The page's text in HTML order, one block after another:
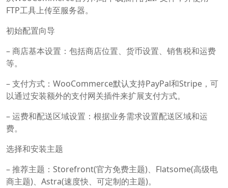
FTP工具上传至服务器。
初始配置向导
– 商店基本设置：包括商店位置、货币设置、销售税和运费
等。
– 支付方式：WooCommerce默认支持PayPal和Stripe，可
以通过安装额外的支付网关插件来扩展支付方式。
– 运费和配送区域设置：根据业务需求设置配送区域和运
费。
选择和安装主题
– 推荐主题：Storefront(官方免费主题)、Flatsome(高级电
商主题)、Astra(速度快、可定制的主题)。